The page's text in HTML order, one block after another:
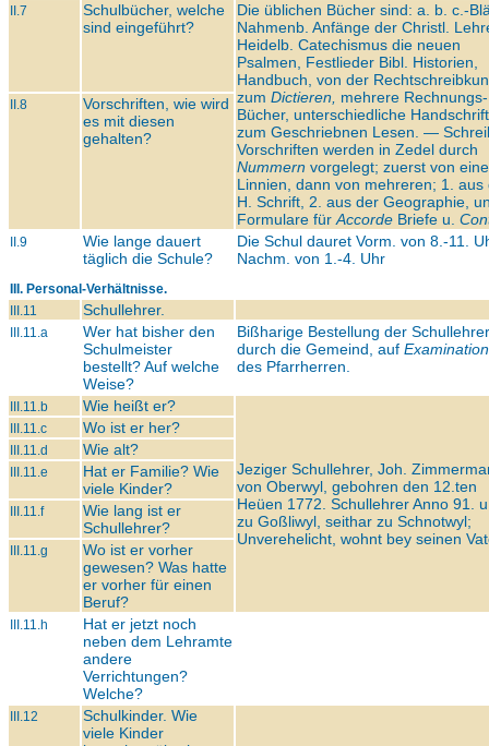
II.7
Schulbücher, welche
sind eingeführt?
Die üblichen Bücher sind: a. b. c.-
Nahmenb. Anfänge der Christl.
Heidelb. Catechismus die neuen
Psalmen, Festlieder Bibl. Historien,
Handbuch, von der
zum Dictieren, mehrere Rechnungs-
Bücher, unterschiedliche
zum Geschriebnen Lesen. —
Vorschriften werden in Zedel durch
Nummern vorgelegt; zuerst von
Linnien, dann von mehreren; 1. aus
H. Schrift, 2. aus der Geographie,
Formulare für Accorde Briefe u.
II.8
Vorschriften, wie wird
es mit diesen
gehalten?
II.9
Wie lange dauert
täglich die Schule?
Die Schul dauret Vorm. von 8.-11.
Nachm. von 1.-4. Uhr
III. Personal-Verhältnisse.
III.11
Schullehrer.
III.11.a
Wer hat bisher den
Schulmeister
bestellt? Auf welche
Weise?
Bißharige Bestellung der
durch die Gemeind, auf Examination
des Pfarrherren.
III.11.b Wie heißt er?
Jeziger Schullehrer, Joh.
von Oberwyl, gebohren den 12.ten
Heüen 1772. Schullehrer Anno 91.
zu Goßliwyl, seithar zu Schnotwyl;
Unverehelicht, wohnt bey seinen
III.11.c Wo ist er her?
III.11.d Wie alt?
III.11.e
Hat er Familie? Wie
viele Kinder?
III.11.f
Wie lang ist er
Schullehrer?
III.11.g
Wo ist er vorher
gewesen? Was hatte
er vorher für einen
Beruf?
III.11.h
Hat er jetzt noch
neben dem Lehramte
andere
Verrichtungen?
Welche?
III.12
Schulkinder. Wie
viele Kinder